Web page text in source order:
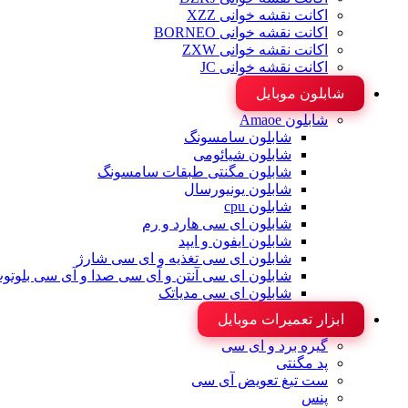
اکانت نقشه خوانی XZZ
اکانت نقشه خوانی BORNEO
اکانت نقشه خوانی ZXW
اکانت نقشه خوانی JC
شابلون موبایل
شابلون Amaoe
شابلون سامسونگ
شابلون شیائومی
شابلون مگنتی طبقات سامسونگ
شابلون یونیورسال
شابلون cpu
شابلون ای سی هارد و رم
شابلون ایفون و ایپد
شابلون ای سی تغذیه و ای سی شارژ
شابلون ای سی آنتن و آی سی صدا و آی سی
شابلون ای سی مدیاتک
ابزار تعمیرات موبایل
گیره برد و ای سی
پد مگنتی
ست تیغ تعویض آی سی
پنس